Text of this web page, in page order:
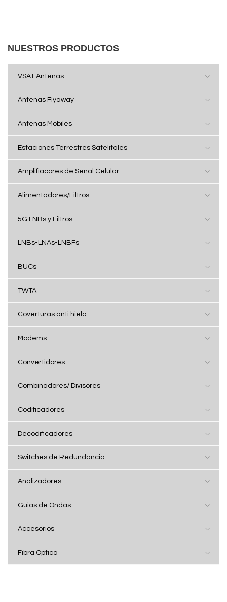
NUESTROS PRODUCTOS
VSAT Antenas
Antenas Flyaway
Antenas Mobiles
Estaciones Terrestres Satelitales
Amplifiacores de Senal Celular
Alimentadores/Filtros
5G LNBs y Filtros
LNBs-LNAs-LNBFs
BUCs
TWTA
Coverturas anti hielo
Modems
Convertidores
Combinadores/ Divisores
Codificadores
Decodificadores
Switches de Redundancia
Analizadores
Guias de Ondas
Accesorios
Fibra Optica